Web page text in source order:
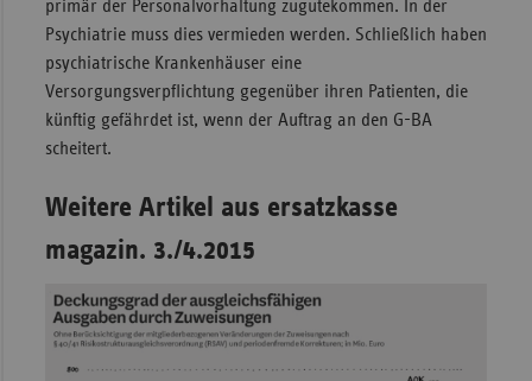
primär der Personalvorhaltung zugutekommen. In der
Psychiatrie muss dies vermieden werden. Schließlich haben
psychiatrische Krankenhäuser eine
Versorgungsverpflichtung gegenüber ihren Patienten, die
künftig gefährdet ist, wenn der Auftrag an den G-BA
scheitert.
Weitere Artikel aus ersatzkasse
magazin. 3./4.2015